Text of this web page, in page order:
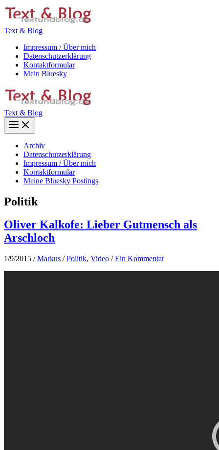
Zum
Inhalt
Text & Blog
Impressum / Über mich
Datenschutzerklärung
Kontaktformular
Mein Bluesky
Text & Blog
Main
Menu
Archiv
Datenschutzerklärung
Impressum / Über mich
Kontaktformular
Meine Bluesky Postings
Politik
Oliver Kalkofe: Lieber Gutmensch als
Arschloch
1/9/2015 /Markus /Politik, Video /Ein Kommentar